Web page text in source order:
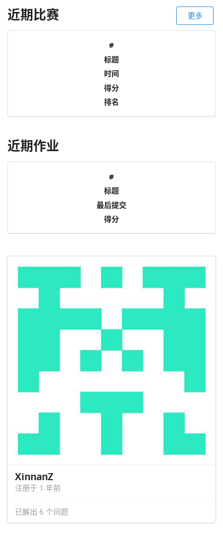
近期比赛 更多
#
标题
时间
得分
排名
近期作业
#
标题
最后提交
得分
XinnanZ
注册于 1 年前
已解出 6 个问题